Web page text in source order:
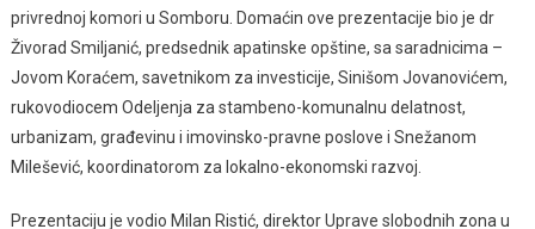
privrednoj komori u Somboru. Domaćin ove prezentacije bio je dr
Živorad Smiljanić, predsednik apatinske opštine, sa saradnicima –
Jovom Koraćem, savetnikom za investicije, Sinišom Jovanovićem,
rukovodiocem Odeljenja za stambeno-komunalnu delatnost,
urbanizam, građevinu i imovinsko-pravne poslove i Snežanom
Milešević, koordinatorom za lokalno-ekonomski razvoj.
Prezentaciju je vodio Milan Ristić, direktor Uprave slobodnih zona u